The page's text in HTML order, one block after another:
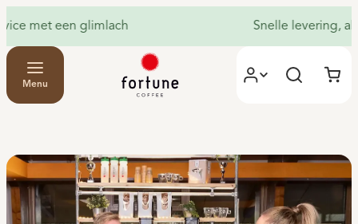
Persoonlijke service met een glimlach
Menu